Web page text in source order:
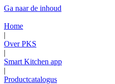
Ga naar de inhoud
Home
|
Over PKS
|
Smart Kitchen app
|
Productcatalogus